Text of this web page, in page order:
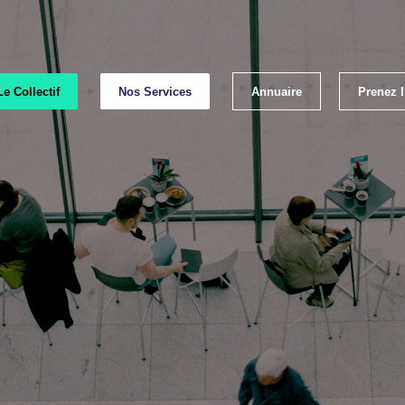
Collectif Nos Services Annuaire Prenez
Les
Les bonnes